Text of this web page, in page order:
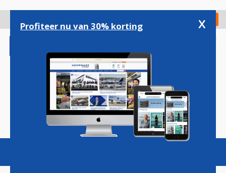
gaan
Check in
Magazine Podcasts Vacatures
Profiteer nu van 30% korting x